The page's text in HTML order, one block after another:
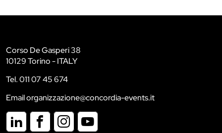
Corso De Gasperi 38
10129 Torino - ITALY
Tel. 011 07 45 674
Email organizzazione@concordia-events.it